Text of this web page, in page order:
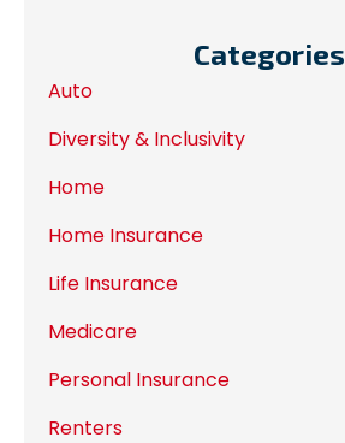
Categories
Auto
Diversity & Inclusivity
Home
Home Insurance
Life Insurance
Medicare
Personal Insurance
Renters